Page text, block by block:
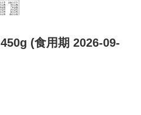
(食用期 2026-09-